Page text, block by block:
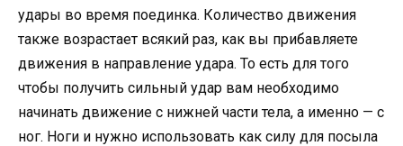
удары во время поединка. Количество движения
также возрастает всякий раз, как вы прибавляете
движения в направление удара. То есть для того
чтобы получить сильный удар вам необходимо
начинать движение с нижней части тела, а именно — с
ног. Ноги и нужно использовать как силу для посыла